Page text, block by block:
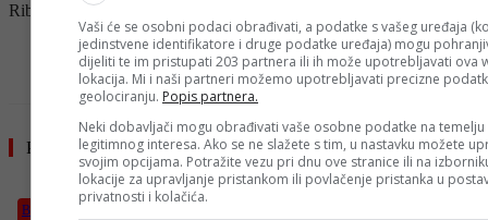
Ribbon.
- OGLAS -
Pročitajte još
BiH
Vaši će se osobni podaci obrađivati, a podatke s vašeg uređaja
jedinstvene identifikatore i druge podatke uređaja) mogu
dijeliti te im pristupati 203 partnera ili ih može upotrebljavati ova
lokacija. Mi i naši partneri možemo upotrebljavati precizne
geolociranju. Popis partnera.
Neki dobavljači mogu obrađivati vaše osobne podatke na temelju
legitimnog interesa. Ako se ne slažete s tim, u nastavku možete
svojim opcijama. Potražite vezu pri dnu ove stranice ili na
lokacije za upravljanje pristankom ili povlačenje pristanka u
privatnosti i kolačića.